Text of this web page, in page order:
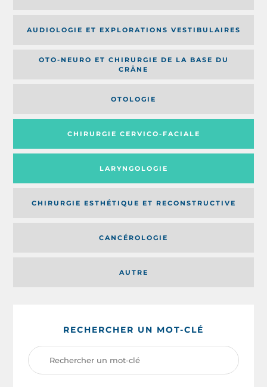
AUDIOLOGIE ET EXPLORATIONS VESTIBULAIRES
OTO-NEURO ET CHIRURGIE DE LA BASE DU
CRÂNE
OTOLOGIE
CHIRURGIE CERVICO-FACIALE
AUTRE
LARYNGOLOGIE
CHIRURGIE ESTHÉTIQUE ET RECONSTRUCTIVE
CANCÉROLOGIE
RECHERCHER UN MOT-CLÉ